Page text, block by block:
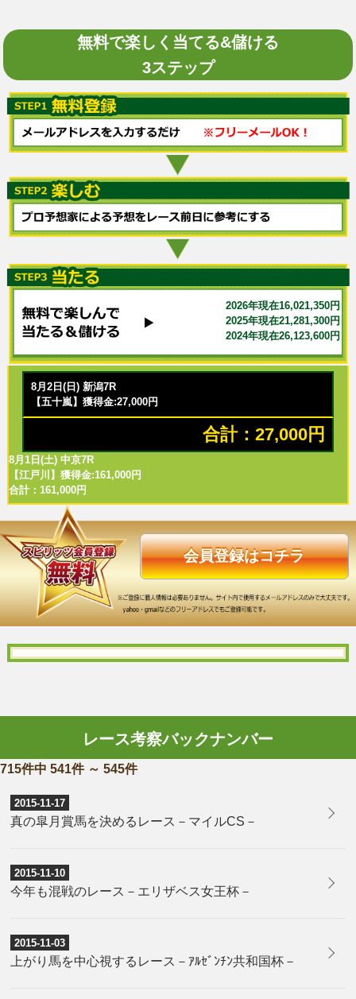
無料で楽しく当てる&儲ける
3ステップ
2026年現在16,021,350円
2025年現在21,281,300円
2024年現在26,123,600円
8月2日(日) 新潟7R
【五十嵐】獲得金:27,000円
合計：27,000円
8月1日(土) 中京7R
【江戸川】獲得金:161,000円
合計：161,000円
会員登録はコチラ
レース考察バックナンバー
715件中 541件 ～ 545件
2015-11-17
真の皐月賞馬を決めるレース－マイルCS－
2015-11-10
今年も混戦のレース－エリザベス女王杯－
2015-11-03
上がり馬を中心視するレース－ｱﾙｾﾞﾝﾁﾝ共和国杯－